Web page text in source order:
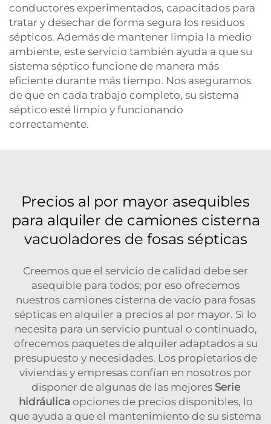
conductores experimentados, capacitados para
tratar y desechar de forma segura los residuos
sépticos. Además de mantener limpia la medio
ambiente, este servicio también ayuda a que su
sistema séptico funcione de manera más
eficiente durante más tiempo. Nos aseguramos
de que en cada trabajo completo, su sistema
séptico esté limpio y funcionando
correctamente.
Precios al por mayor asequibles
para alquiler de camiones cisterna
vacuoladores de fosas sépticas
Creemos que el servicio de calidad debe ser
asequible para todos; por eso ofrecemos
nuestros camiones cisterna de vacío para fosas
sépticas en alquiler a precios al por mayor. Si lo
necesita para un servicio puntual o continuado,
ofrecemos paquetes de alquiler adaptados a su
presupuesto y necesidades. Los propietarios de
viviendas y empresas confían en nosotros por
disponer de algunas de las mejores Serie
hidráulica opciones de precios disponibles, lo
que ayuda a que el mantenimiento de su sistema